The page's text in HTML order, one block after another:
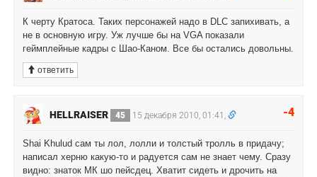
К черту Кратоса. Таких персонажей надо в DLC запихивать, а
не в основную игру. Уж лучше бы на VGA показали
геймплейные кадры с Шао-Каном. Все бы остались довольны.
ответить
-4
HELLRAISER 45 15 декабря 2010, 01:41,
Shai Khulud сам ты лол, лолли и толстый тролль в придачу;
написал херню какую-то и радуется сам не знает чему. Сразу
видно: знаток МК шо пейсдец. Хватит сидеть и дрочить на